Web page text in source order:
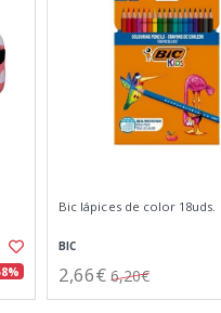
Bic lápices de color 18uds.
BIC
2,66€ 6,20€